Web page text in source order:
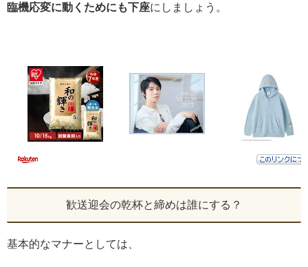
臨機応変に動くためにも下座にしましょう。
歓送迎会の乾杯と締めは誰にする？
基本的なマナーとしては、